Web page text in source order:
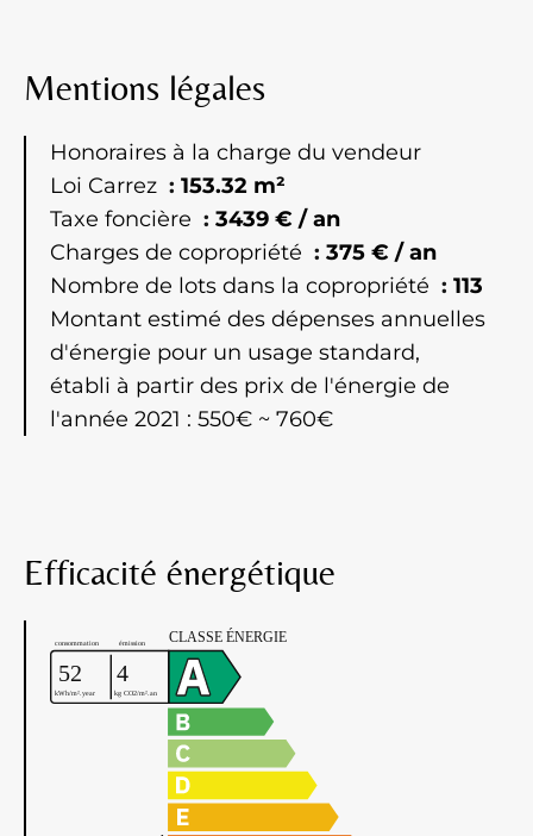
Mentions légales
Honoraires à la charge du vendeur
Loi Carrez
153.32 m²
Taxe foncière
3439 € / an
Charges de copropriété
375 € / an
Nombre de lots dans la copropriété
113
Montant estimé des dépenses annuelles
d'énergie pour un usage standard,
établi à partir des prix de l'énergie de
l'année 2021 : 550€ ~ 760€
Efficacité énergétique